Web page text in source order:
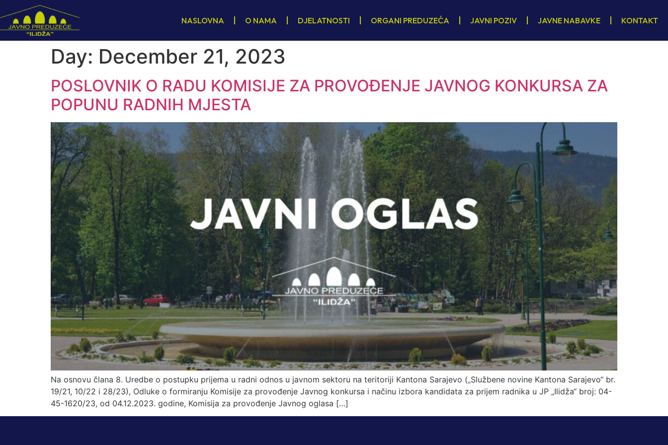
NASLOVNA O NAMA DJELATNOSTI ORGANI PREDUZEĆA JAVNI POZIV JAVNE NABAVKE KONTAKT
Day: December 21, 2023
POSLOVNIK O RADU KOMISIJE ZA PROVOĐENJE JAVNOG KONKURSA ZA
POPUNU RADNIH MJESTA
Na osnovu člana 8. Uredbe o postupku prijema u radni odnos u javnom sektoru na teritoriji Kantona Sarajevo („Službene novine Kantona Sarajevo“ br.
19/21, 10/22 i 28/23), Odluke o formiranju Komisije za provođenje Javnog konkursa i načinu izbora kandidata za prijem radnika u JP „Ilidža“ broj: 04-
45-1620/23, od 04.12.2023. godine, Komisija za provođenje Javnog oglasa […]